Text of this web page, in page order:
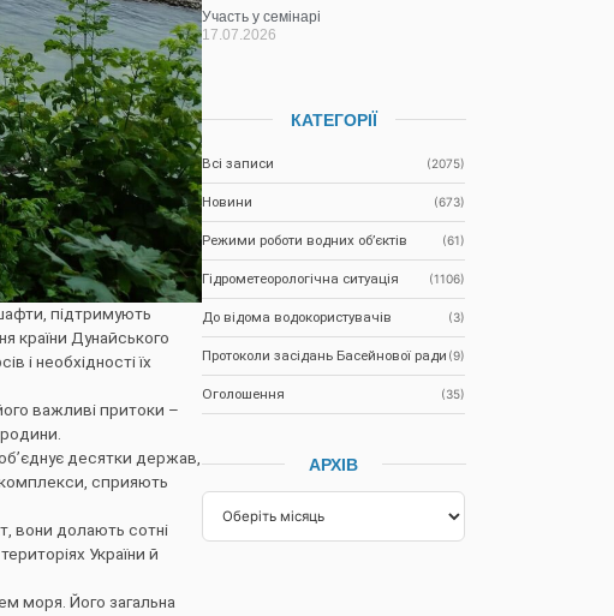
підтримують
країни Дунайського
і необхідності їх
важливі притоки –
десятки держав,
сприяють
вони долають сотні
України й
моря. Його загальна
Участь у семінарі
17.07.2026
КАТЕГОРІЇ
Всі записи (2075)
Новини (673)
Режими роботи водних об’єктів (61)
Гідрометеорологічна ситуація (1106)
До відома водокористувачів (3)
Протоколи засідань Басейнової ради (9)
Оголошення (35)
АРХІВ